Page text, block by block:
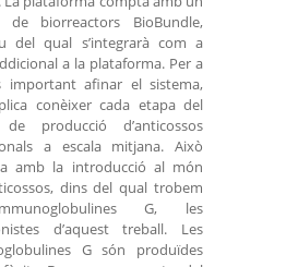
de biorreactors BioBundle,
del qual s’integrarà com a
a la plataforma. Per a
important afinar el sistema,
conèixer cada etapa del
de producció d’anticossos
a escala mitjana. Això
amb la introducció al món
dins del qual trobem
G, les
d’aquest treball. Les
G són produïdes